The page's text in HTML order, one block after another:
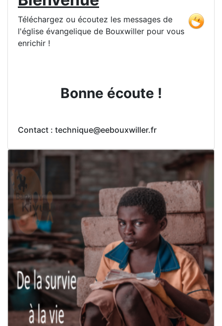
Téléchargez ou écoutez les messages de
l'église évangelique de Bouxwiller pour vous
enrichir !
Bonne écoute !
Contact : technique@eebouxwiller.fr